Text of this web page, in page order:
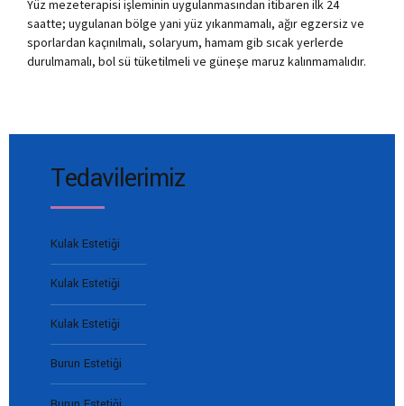
Yüz mezeterapisi işleminin uygulanmasından itibaren ilk 24
saatte; uygulanan bölge yani yüz yıkanmamalı, ağır egzersiz ve
sporlardan kaçınılmalı, solaryum, hamam gib sıcak yerlerde
durulmamalı, bol sü tüketilmeli ve güneşe maruz kalınmamalıdır.
Tedavilerimiz
Kulak Estetiği
Kulak Estetiği
Kulak Estetiği
Burun Estetiği